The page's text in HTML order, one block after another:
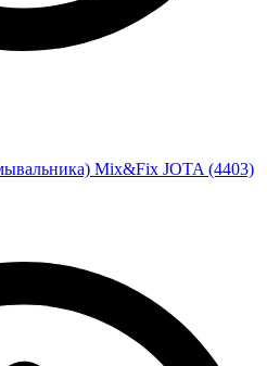
Mix&Fix JOTA (4403)